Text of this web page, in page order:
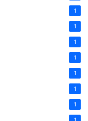
1
1
1
1
1
1
1